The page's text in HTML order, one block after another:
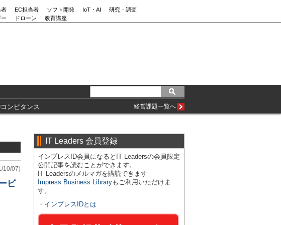
者 EC担当者 ソフト開発 IoT・AI
研究・調査
ドローン 教育講座
ンピタンス 経営課題一覧へ
10/07)
ビ
IT Leaders 会員登録
インプレスID会員になるとIT Leadersの会員限定
公開記事を読むことができます。
IT Leadersのメルマガを購読できます
Impress Business Libraryもご利用いただけま
す。
・ インプレスIDとは